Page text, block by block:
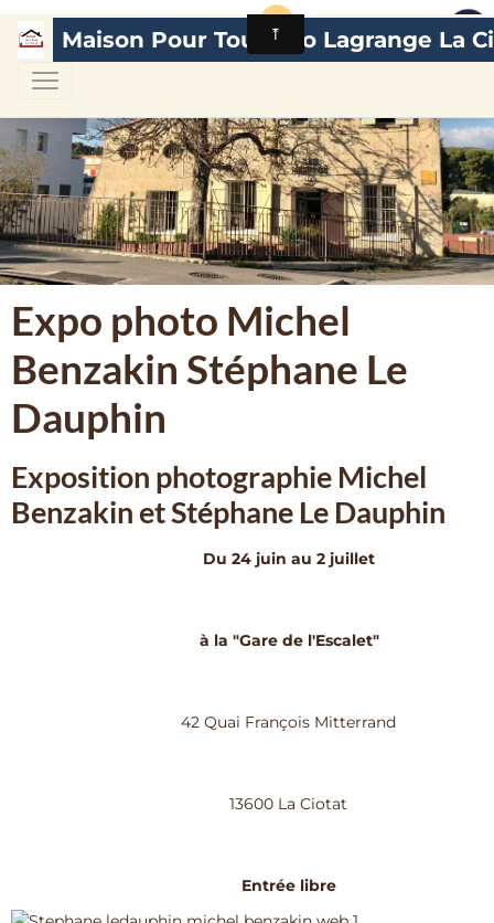
Maison Pour Tous Léo Lagrange La
Expo photo Michel
Benzakin Stéphane Le
Dauphin
Exposition photographie Michel
Benzakin et Stéphane Le Dauphin
Du 24 juin au 2 juillet
à la "Gare de l'Escalet"
42 Quai François Mitterrand
13600 La Ciotat
Entrée libre